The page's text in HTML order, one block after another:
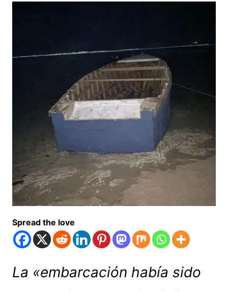
Spread the love
La «embarcación había sido